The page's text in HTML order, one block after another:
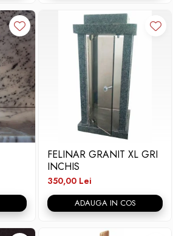
FELINAR GRANIT XL GRI
INCHIS
350,00 Lei
ADAUGA IN COS